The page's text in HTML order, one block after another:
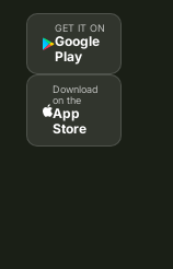
GET IT ON
Google
Play
Download
on the
App
Store